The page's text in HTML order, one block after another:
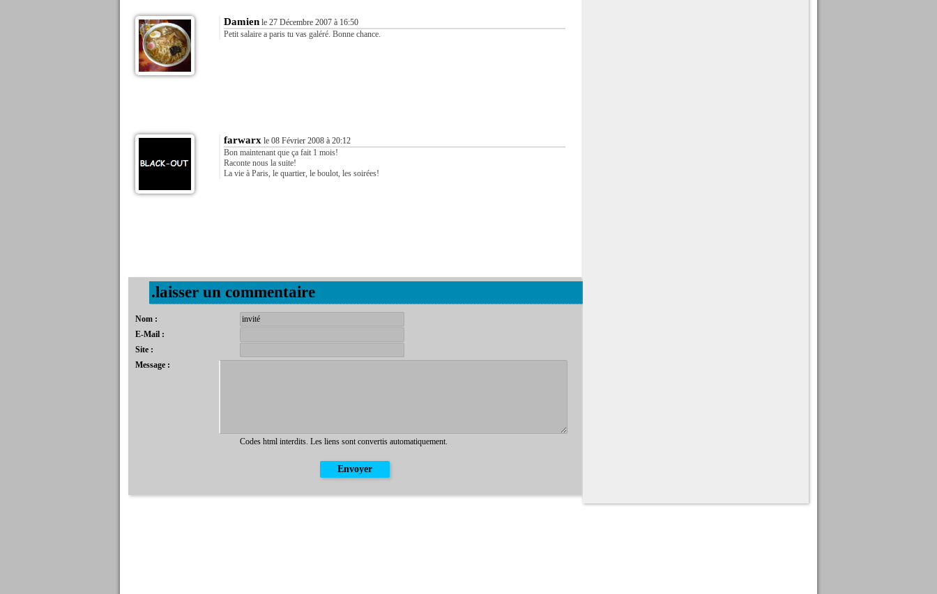
Damien le 27 Décembre 2007 à 16:50
Petit salaire a paris tu vas galéré. Bonne chance.
farwarx le 08 Février 2008 à 20:12
Bon maintenant que ça fait 1 mois!
Raconte nous la suite!
La vie à Paris, le quartier, le boulot, les soirées!
.laisser un commentaire
Nom :
E-Mail :
Site :
Message :
Codes html interdits. Les liens sont convertis automatiquement.